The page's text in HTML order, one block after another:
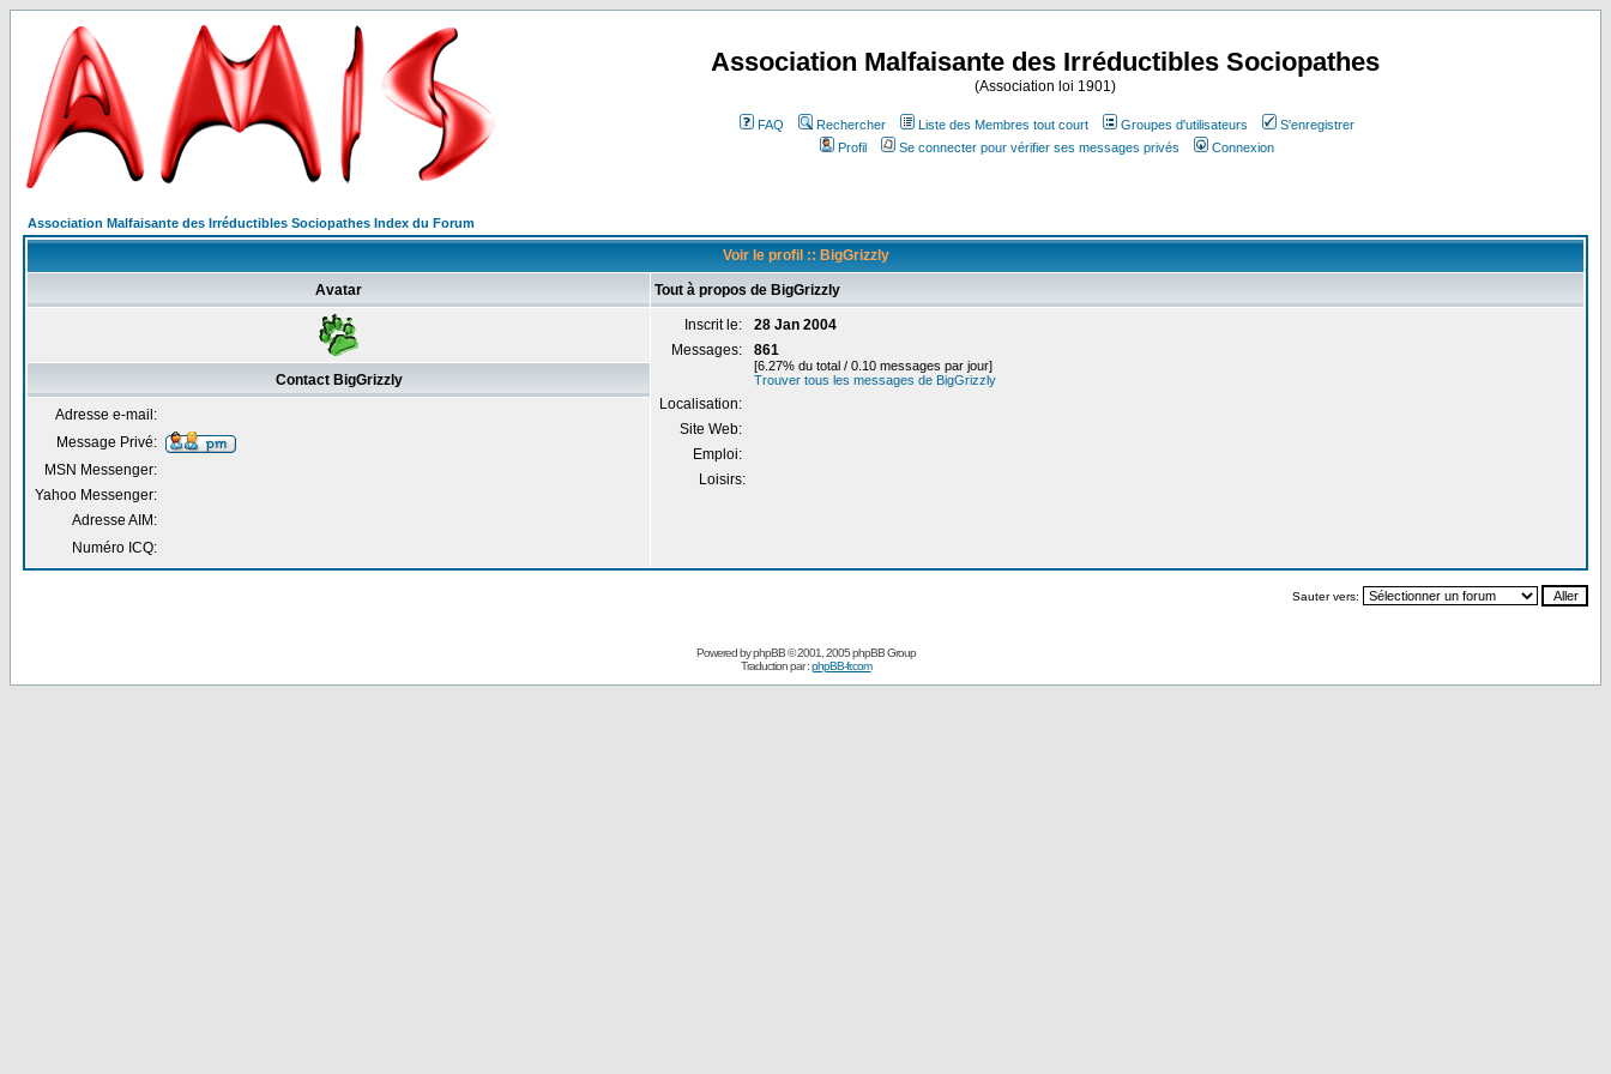
Association Malfaisante des Irréductibles Sociopathes
(Association loi 1901)
FAQ Rechercher Liste des Membres tout court Groupes d'utilisateurs
S'enregistrer
Profil
Se connecter pour vérifier ses messages privés Connexion
Association Malfaisante des Irréductibles Sociopathes Index du Forum
Voir le profil :: BigGrizzly
Avatar Tout à propos de BigGrizzly
Inscrit le:
28 Jan 2004
Messages:
861
[6.27% du total / 0.10 messages par jour]
Trouver tous les messages de BigGrizzly
Localisation:
Site Web:
Emploi:
Loisirs:
Contact BigGrizzly
Adresse e-mail:
Message Privé:
MSN Messenger:
Yahoo Messenger:
Adresse AIM:
Numéro ICQ:
Sauter vers:
Powered byphpBB© 2001, 2005 phpBB Group
Traduction par :phpBB-fr.com